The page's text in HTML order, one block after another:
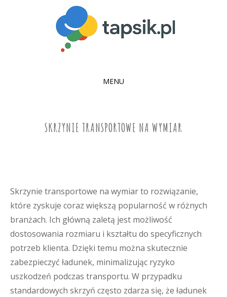
MENU
SKRZYNIE TRANSPORTOWE NA WYMIAR
Skrzynie transportowe na wymiar to rozwiązanie,
które zyskuje coraz większą popularność w różnych
branżach. Ich główną zaletą jest możliwość
dostosowania rozmiaru i kształtu do specyficznych
potrzeb klienta. Dzięki temu można skutecznie
zabezpieczyć ładunek, minimalizując ryzyko
uszkodzeń podczas transportu. W przypadku
standardowych skrzyń często zdarza się, że ładunek